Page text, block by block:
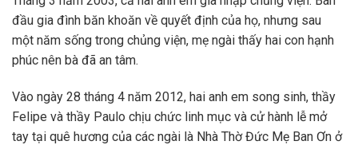
đầu gia đình băn khoăn về quyết định của họ, nhưng sau
một năm sống trong chủng viện, mẹ ngài thấy hai con hạnh
phúc nên bà đã an tâm.
Vào ngày 28 tháng 4 năm 2012, hai anh em song sinh, thầy
Felipe và thầy Paulo chịu chức linh mục và cử hành lễ mở
tay tại quê hương của các ngài là Nhà Thờ Đức Mẹ Ban Ơn ở